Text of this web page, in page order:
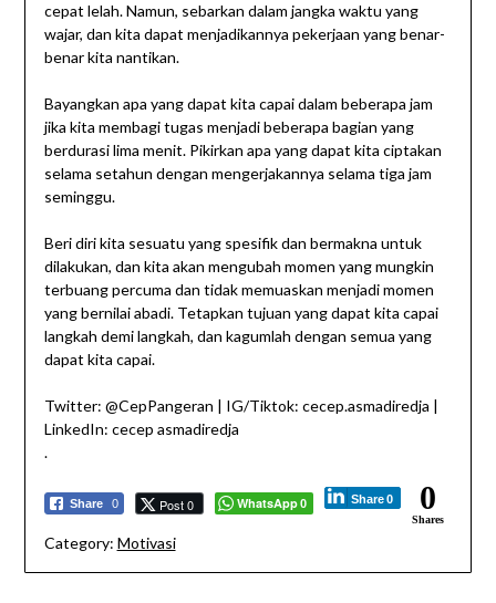
cepat lelah. Namun, sebarkan dalam jangka waktu yang
wajar, dan kita dapat menjadikannya pekerjaan yang benar-
benar kita nantikan.
Bayangkan apa yang dapat kita capai dalam beberapa jam
jika kita membagi tugas menjadi beberapa bagian yang
berdurasi lima menit. Pikirkan apa yang dapat kita ciptakan
selama setahun dengan mengerjakannya selama tiga jam
seminggu.
Beri diri kita sesuatu yang spesifik dan bermakna untuk
dilakukan, dan kita akan mengubah momen yang mungkin
terbuang percuma dan tidak memuaskan menjadi momen
yang bernilai abadi. Tetapkan tujuan yang dapat kita capai
langkah demi langkah, dan kagumlah dengan semua yang
dapat kita capai.
​​Twitter: @CepPangeran | IG/Tiktok: cecep.asmadiredja |
LinkedIn: cecep asmadiredja
.
Share 0 Post 0 WhatsApp 0 Share 0 0
Shares
Category: Motivasi